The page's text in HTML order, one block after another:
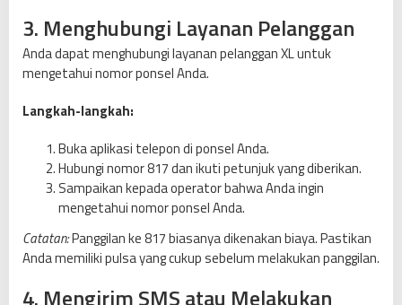
3. Menghubungi Layanan Pelanggan
Anda dapat menghubungi layanan pelanggan XL untuk
mengetahui nomor ponsel Anda.
Langkah-langkah:
Buka aplikasi telepon di ponsel Anda.
Hubungi nomor 817 dan ikuti petunjuk yang diberikan.
Sampaikan kepada operator bahwa Anda ingin
mengetahui nomor ponsel Anda.
Catatan:Panggilan ke 817 biasanya dikenakan biaya. Pastikan
Anda memiliki pulsa yang cukup sebelum melakukan panggilan.
4. Mengirim SMS atau Melakukan